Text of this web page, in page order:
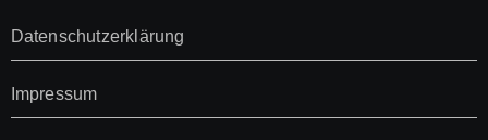
Datenschutzerklärung
Impressum